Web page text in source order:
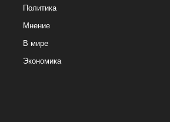
Политика
Мнение
В мире
Экономика